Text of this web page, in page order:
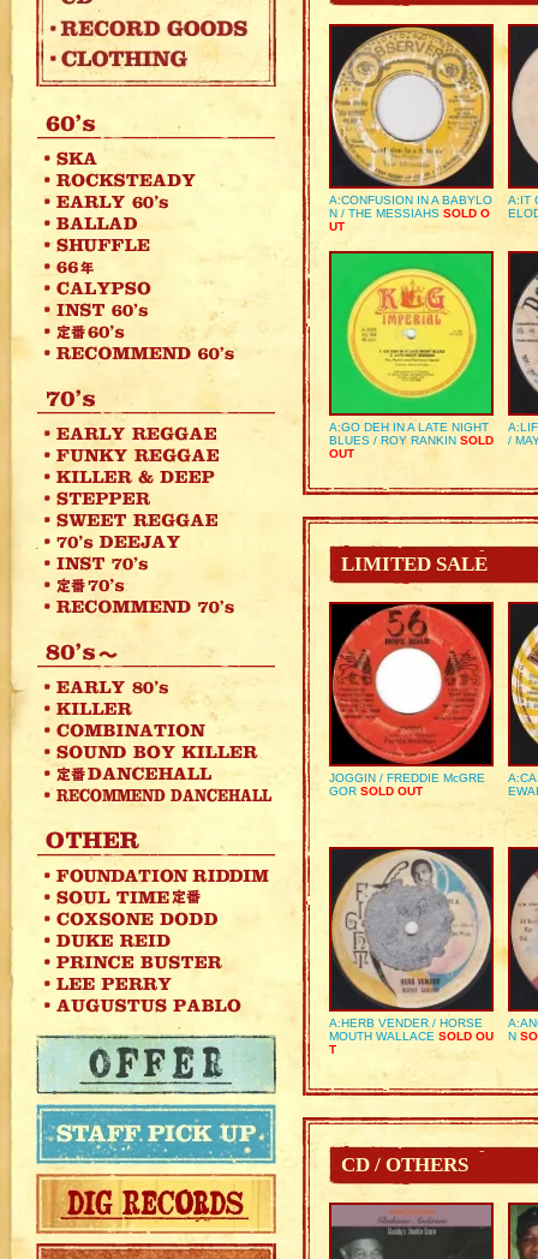
A:CONFUSION IN A BABYLO
N / THE MESSIAHS SOLD O
UT
A:IT
A:GO DEH IN A LATE NIGHT
BLUES / ROY RANKIN SOLD
OUT
/
LIMITED SALE
JOGGIN / FREDDIE McGRE
GOR SOLD OUT
A:HERB VENDER / HORSE
MOUTH WALLACE SOLD OU
T
N
CD / OTHERS